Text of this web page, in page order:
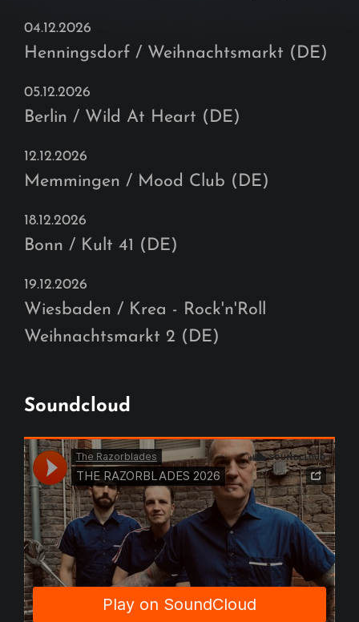
04.12.2026
Henningsdorf / Weihnachtsmarkt (DE)
05.12.2026
Berlin / Wild At Heart (DE)
12.12.2026
Memmingen / Mood Club (DE)
18.12.2026
Bonn / Kult 41 (DE)
19.12.2026
Wiesbaden / Krea - Rock'n'Roll
Weihnachtsmarkt 2 (DE)
Soundcloud